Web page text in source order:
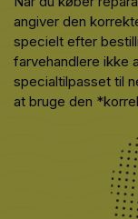
angiver den
specielt efter
farvehandlere ikke
specialtilpasset til
at bruge den